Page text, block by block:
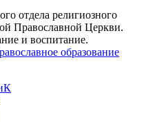
отдела религиозного
Православной Церкви.
и воспитание.